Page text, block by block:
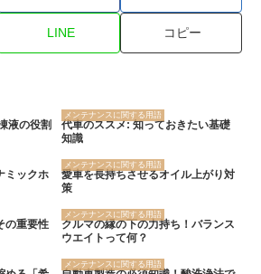
LINE コピー
液の役割
メンテナンスに関する用語
代車のススメ: 知っておきたい基礎
知識
ミックホ
メンテナンスに関する用語
愛車を長持ちさせるオイル上がり対
策
の重要性
メンテナンスに関する用語
クルマの縁の下の力持ち！バランス
ウエイトって何？
メンテナンスに関する用語